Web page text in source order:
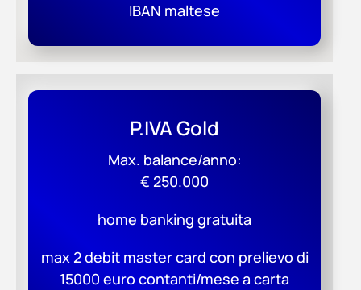
IBAN maltese
P.IVA Gold
Max. balance/anno:
€ 250.000
home banking gratuita
max 2 debit master card con prelievo di
15000 euro contanti/mese a carta